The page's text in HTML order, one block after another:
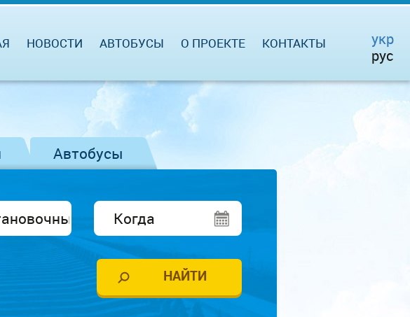
НОВОСТИ АВТОБУСЫ О ПРОЕКТЕ КОНТАКТЫ
укр
рус
Автобусы